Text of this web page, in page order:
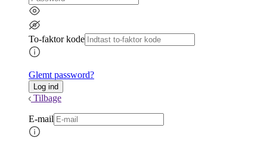
To-faktor kode
Glemt password?
Tilbage
E-mail